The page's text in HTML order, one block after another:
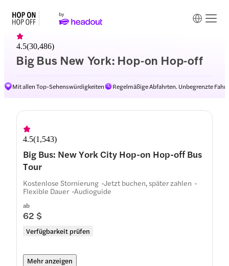
Big Bus New York: Hop-on Hop-off
4.5(30,486)
Mit allen Top-Sehenswürdigkeiten Regelmäßige Abfahrten. Unbegrenzte
Routen
4.5(1,543)
Big Bus: New York City Hop-on Hop-off Bus
Tour
ab
62 $
Verfügbarkeit prüfen
Kostenlose Stornierung Jetzt buchen, später zahlen
Flexible Dauer Audioguide
Mehr anzeigen